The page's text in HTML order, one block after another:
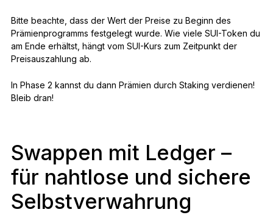
Bitte beachte, dass der Wert der Preise zu Beginn des
Prämienprogramms festgelegt wurde. Wie viele SUI-Token du
am Ende erhältst, hängt vom SUI-Kurs zum Zeitpunkt der
Preisauszahlung ab.
In Phase 2 kannst du dann Prämien durch Staking verdienen!
Bleib dran!
Swappen mit Ledger –
für nahtlose und sichere
Selbstverwahrung